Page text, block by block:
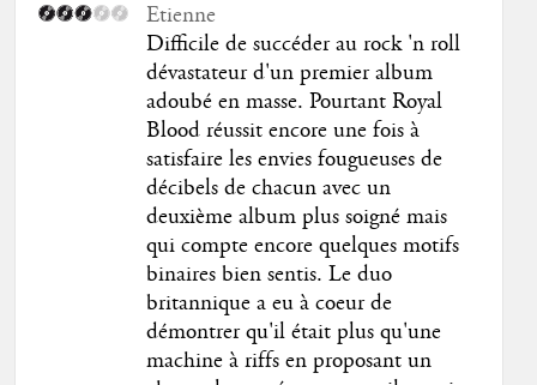
Etienne
Difficile de succéder au rock 'n roll
dévastateur d'un premier album
adoubé en masse. Pourtant Royal
Blood réussit encore une fois à
satisfaire les envies fougueuses de
décibels de chacun avec un
deuxième album plus soigné mais
qui compte encore quelques motifs
binaires bien sentis. Le duo
britannique a eu à coeur de
démontrer qu'il était plus qu'une
machine à riffs en proposant un